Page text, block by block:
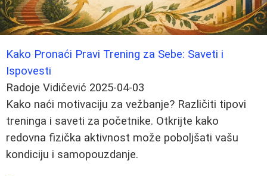
Kako Pronaći Pravi Trening za Sebe: Saveti i
Ispovesti
Radoje Vidičević 2025-04-03
Kako naći motivaciju za vežbanje? Različiti tipovi
treninga i saveti za početnike. Otkrijte kako
redovna fizička aktivnost može poboljšati vašu
kondiciju i samopouzdanje.